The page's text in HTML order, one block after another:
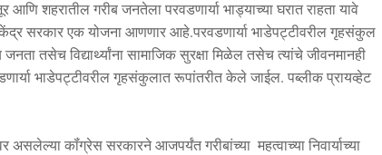
शहरातील गरीब जनतेला परवडणार्या भाड्याच्या घरात राहता यावे
सरकार एक योजना आणणार आहे.परवडणार्या भाडेपट्टीवरील गृहसंकुल
तसेच विद्यार्थ्यांना सामाजिक सुरक्षा मिळेल तसेच त्यांचे जीवनमानही
भाडेपट्टीवरील गृहसंकुलात रूपांतरीत केले जाईल. पब्लीक प्रायव्हेट
असलेल्या कॉंग्रेस सरकारने आजपर्यंत गरीबांच्या महत्वाच्या निवार्याच्या